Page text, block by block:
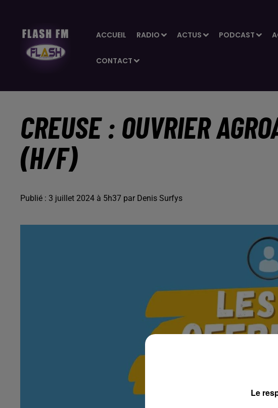
ACCUEIL RADIO ACTUS PODCAST
CONTACT
CREUSE : OUVRIER
(H/F)
Publié : 3 juillet 2024 à 5h37 par Denis Surfys
Le